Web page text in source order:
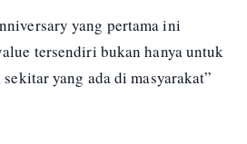
yang pertama ini
tersendiri bukan hanya untuk
yang ada di masyarakat”